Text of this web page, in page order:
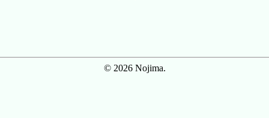
© 2026 Nojima.